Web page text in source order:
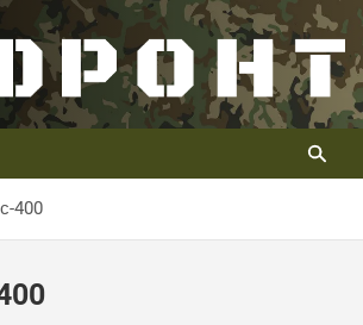
ФРОНТ
Србији
с-400